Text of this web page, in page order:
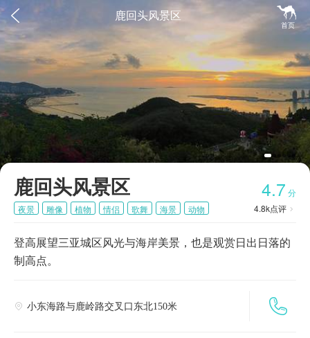
 
首页
鹿回头风景区
鹿回头风景区 4.7 分
4.8k点评 
夜景 雕像 植物 情侣 歌舞 海景 动物
登高展望三亚城区风光与海岸美景，也是观赏日出日落的
制高点。

 小东海路与鹿岭路交叉口东北150米